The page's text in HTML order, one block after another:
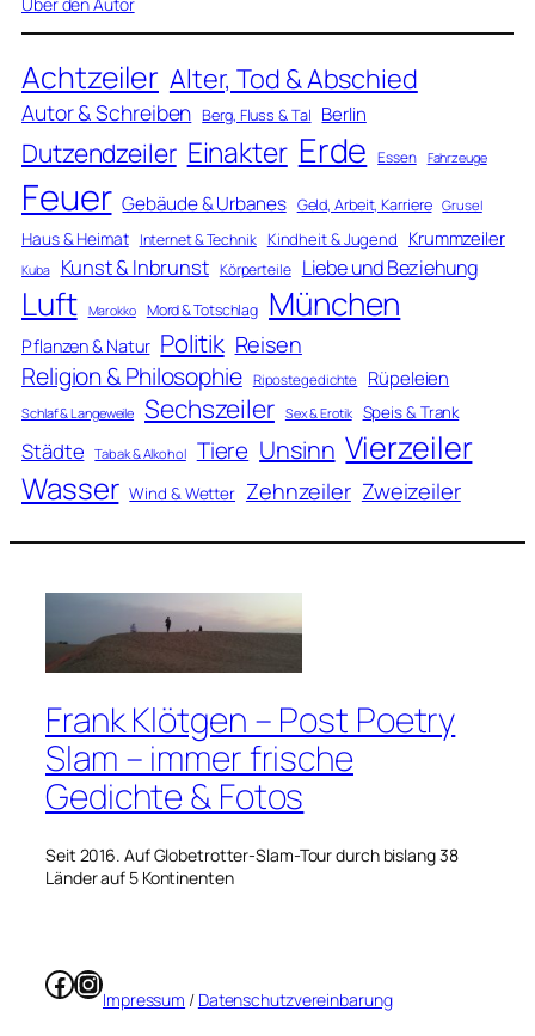
Achtzeiler Alter, Tod & Abschied
Autor & Schreiben Berg, Fluss & Tal Berlin
Dutzendzeiler Einakter Erde Essen Fahrzeuge
Feuer Gebäude & Urbanes Geld, Arbeit, Karriere Grusel
Haus & Heimat Internet & Technik Kindheit & Jugend Krummzeiler
Kuba Kunst & Inbrunst Körperteile Liebe und Beziehung
Luft Marokko Mord & Totschlag München
Pflanzen & Natur Politik Reisen
Religion & Philosophie Ripostegedichte Rüpeleien
Schlaf & Langeweile Sechszeiler Sex & Erotik Speis & Trank
Städte Tabak & Alkohol Tiere Unsinn Vierzeiler
Wasser Wind & Wetter Zehnzeiler Zweizeiler
Frank Klötgen – Post Poetry
Slam – immer frische
Gedichte & Fotos
Seit 2016. Auf Globetrotter-Slam-Tour durch bislang 38
Länder auf 5 Kontinenten
Facebook
Instagram
Impressum / Datenschutzvereinbarung